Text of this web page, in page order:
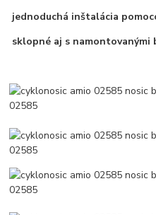
jednoduchá inštalácia
sklopné aj s namontovanými